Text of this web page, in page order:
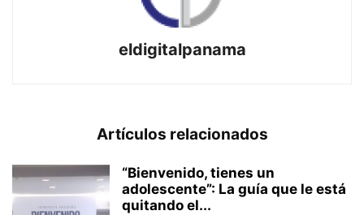
eldigitalpanama
Artículos relacionados
“Bienvenido, tienes un
adolescente”: La guía que le está
quitando el...